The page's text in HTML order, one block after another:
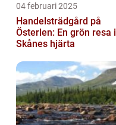
04 februari 2025
Handelsträdgård på
Österlen: En grön resa i
Skånes hjärta